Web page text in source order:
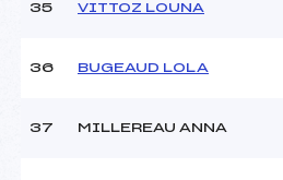
35 VITTOZ LOUNA
36 BUGEAUD LOLA
37 MILLEREAU ANNA